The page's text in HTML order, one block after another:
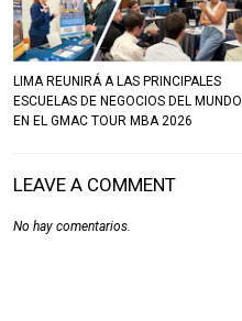
LIMA REUNIRÁ A LAS PRINCIPALES
ESCUELAS DE NEGOCIOS DEL MUNDO
EN EL GMAC TOUR MBA 2026
LEAVE A COMMENT
No hay comentarios.